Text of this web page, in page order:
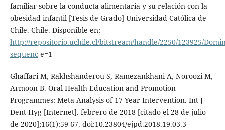
familiar sobre la conducta alimentaria y su relación con la
obesidad infantil [Tesis de Grado] Universidad Católica de
Chile. Chile. Disponible en:
http://repositorio.uchile.cl/bitstream/handle/2250/123925/
sequence=1
Ghaffari M, Rakhshanderou S, Ramezankhani A, Noroozi M,
Armoon B. Oral Health Education and Promotion
Programmes: Meta-Analysis of 17-Year Intervention. Int J
Dent Hyg [Internet]. febrero de 2018 [citado el 28 de julio
de 2020];16(1):59-67. doi:10.23804/ejpd.2018.19.03.3